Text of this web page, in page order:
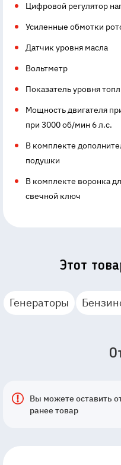
Цифровой регулятор
Усиленные обмотки
Датчик уровня масла
Вольтметр
Показатель уровня
Мощность двигателя
при 3000 об/мин 6 л.с.
В комплекте
подушки
В комплекте воронка
свечной ключ
Этот
Генераторы
Вы можете оставить
ранее товар